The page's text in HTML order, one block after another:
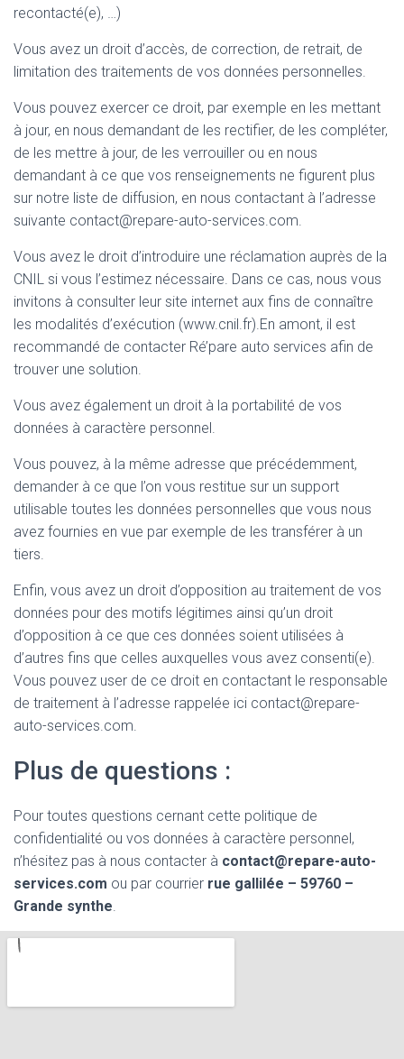
recontacté(e), …)
Vous avez un droit d’accès, de correction, de retrait, de
limitation des traitements de vos données personnelles.
Vous pouvez exercer ce droit, par exemple en les mettant
à jour, en nous demandant de les rectifier, de les compléter,
de les mettre à jour, de les verrouiller ou en nous
demandant à ce que vos renseignements ne figurent plus
sur notre liste de diffusion, en nous contactant à l’adresse
suivante contact@repare-auto-services.com.
Vous avez le droit d’introduire une réclamation auprès de la
CNIL si vous l’estimez nécessaire. Dans ce cas, nous vous
invitons à consulter leur site internet aux fins de connaître
les modalités d’exécution (www.cnil.fr).En amont, il est
recommandé de contacter Ré’pare auto services afin de
trouver une solution.
Vous avez également un droit à la portabilité de vos
données à caractère personnel.
Vous pouvez, à la même adresse que précédemment,
demander à ce que l’on vous restitue sur un support
utilisable toutes les données personnelles que vous nous
avez fournies en vue par exemple de les transférer à un
tiers.
Enfin, vous avez un droit d’opposition au traitement de vos
données pour des motifs légitimes ainsi qu’un droit
d’opposition à ce que ces données soient utilisées à
d’autres fins que celles auxquelles vous avez consenti(e).
Vous pouvez user de ce droit en contactant le responsable
de traitement à l’adresse rappelée ici contact@repare-
auto-services.com.
Plus de questions :
Pour toutes questions cernant cette politique de
confidentialité ou vos données à caractère personnel,
n’hésitez pas à nous contacter à contact@repare-auto-
services.com ou par courrier rue gallilée – 59760 –
Grande synthe.